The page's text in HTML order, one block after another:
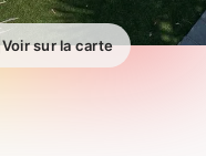
Voir sur la carte